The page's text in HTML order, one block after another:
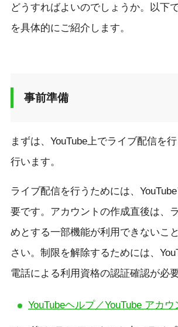
どうすればよいのでしょうか。以下
を具体的にご紹介します。
事前準備
まずは、YouTube上でライブ配信を
行います。
ライブ配信を行うためには、
要です。アカウントの作成直後は、
めとする一部機能が利用できないこ
さい。制限を解除するためには、
電話による利用資格の認証確認が必要
YouTubeヘルプ／YouTube アカ